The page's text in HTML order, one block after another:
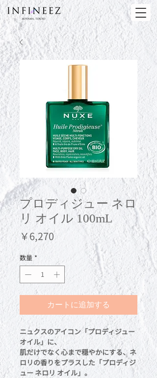
プロディジュー ネロ
リ オイル 100mL
￥6,270価
数量 *
カートに追加する
ニュクスのアイコン「プロディジュー
オイル」に、
肌だけでなく心まで穏やかにする、ネ
ロリの香りをプラスした「プロディジ
ュー ネロリ オイル」。